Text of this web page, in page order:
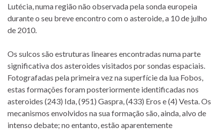
Lutécia, numa região não observada pela sonda europeia
durante o seu breve encontro com o asteroide, a 10 de julho
de 2010.
Os sulcos são estruturas lineares encontradas numa parte
significativa dos asteroides visitados por sondas espaciais.
Fotografadas pela primeira vez na superfície da lua Fobos,
estas formações foram posteriormente identificadas nos
asteroides (243) Ida, (951) Gaspra, (433) Eros e (4) Vesta. Os
mecanismos envolvidos na sua formação são, ainda, alvo de
intenso debate; no entanto, estão aparentemente